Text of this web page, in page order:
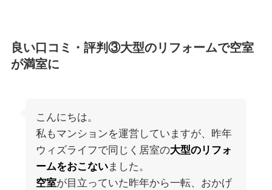
良い口コミ・評判③大型のリフォームで空室
が満室に
こんにちは。
私もマンションを運営していますが、昨年
ウィズライフで同じく居室の大型のリフォ
ームをおこないました。
空室が目立っていた昨年から一転、おかげ